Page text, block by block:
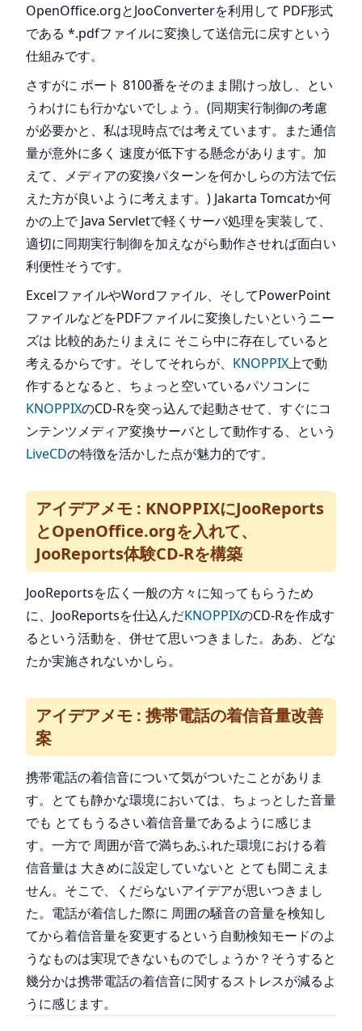
OpenOffice.orgとJooConverterを利用して PDF形式
である *.pdfファイルに変換して送信元に戻すという
仕組みです。
さすがに ポート 8100番をそのまま開けっ放し、とい
うわけにも行かないでしょう。(同期実行制御の考慮
が必要かと、私は現時点では考えています。また通信
量が意外に多く 速度が低下する懸念があります。加
えて、メディアの変換パターンを何かしらの方法で伝
えた方が良いように考えます。) Jakarta Tomcatか何
かの上で Java Servletで軽くサーバ処理を実装して、
適切に同期実行制御を加えながら動作させれば面白い
利便性そうです。
ExcelファイルやWordファイル、そしてPowerPoint
ファイルなどをPDFファイルに変換したいというニー
ズは 比較的あたりまえに そこら中に存在していると
考えるからです。そしてそれらが、 KNOPPIX上で動
作するとなると、ちょっと空いているパソコンに
KNOPPIXのCD-Rを突っ込んで起動させて、すぐにコ
ンテンツメディア変換サーバとして動作する、という
LiveCDの特徴を活かした点が魅力的です。
アイデアメモ : KNOPPIXにJooReports
とOpenOffice.orgを入れて、
JooReports体験CD-Rを構築
JooReportsを広く一般の方々に知ってもらうため
に、JooReportsを仕込んだKNOPPIXのCD-Rを作成す
るという活動を、併せて思いつきました。ああ、どな
たか実施されないかしら。
アイデアメモ : 携帯電話の着信音量改善
案
携帯電話の着信音について気がついたことがありま
す。とても静かな環境においては、ちょっとした音量
でも とてもうるさい着信音量であるように感じま
す。一方で 周囲が音で満ちあふれた環境における着
信音量は 大きめに設定していないと とても聞こえま
せん。そこで、くだらないアイデアが思いつきまし
た。電話が着信した際に 周囲の騒音の音量を検知し
てから着信音量を変更するという自動検知モードのよ
うなものは実現できないものでしょうか？そうすると
幾分かは携帯電話の着信音に関するストレスが減るよ
うに感じます。